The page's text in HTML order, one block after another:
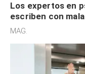
Los expertos en
escriben con
acelerado y no lo
MAG.